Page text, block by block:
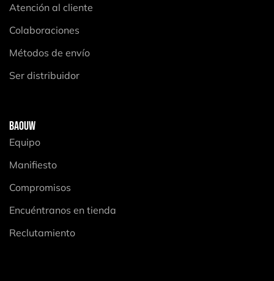
Atención al cliente
Colaboraciones
Métodos de envío
Ser distribuidor
BAOUW
Equipo
Manifiesto
Compromisos
Encuéntranos en tienda
Reclutamiento